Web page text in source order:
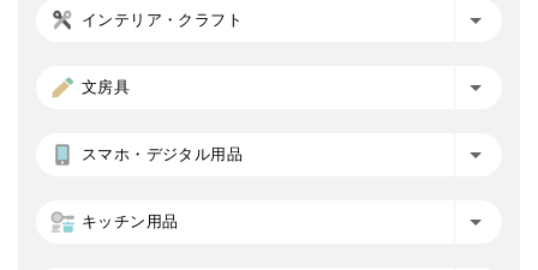
インテリア・クラフト
文房具
スマホ・デジタル用品
キッチン用品